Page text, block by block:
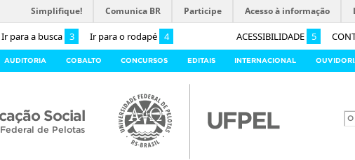
Ir para a busca 3 Ir para o rodapé 4 ACESSIBILIDADE 5
Simplifique! Comunica BR Participe Acesso à informação
AUDITORIA COBALTO CONCURSOS EDITAIS INTERNACIONAL
Social
de Pelotas